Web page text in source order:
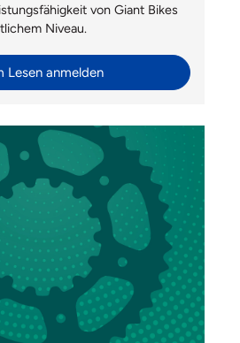
von Giant Bikes
Niveau.
Lesen anmelden